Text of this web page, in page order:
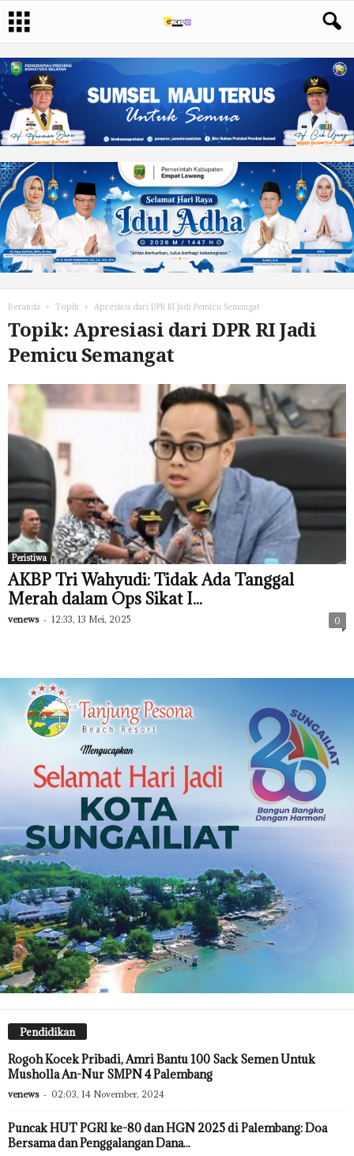
Beranda Topik Apresiasi dari DPR RI Jadi Pemicu Semangat
Topik: Apresiasi dari DPR RI Jadi
Pemicu Semangat
Peristiwa
AKBP Tri Wahyudi: Tidak Ada Tanggal
Merah dalam Ops Sikat I...
venews - 12:33, 13 Mei, 2025 0
Pendidikan
Rogoh Kocek Pribadi, Amri Bantu 100 Sack Semen Untuk
Musholla An-Nur SMPN 4 Palembang
venews - 02:03, 14 November, 2024
Puncak HUT PGRI ke-80 dan HGN 2025 di Palembang: Doa
Bersama dan Penggalangan Dana...